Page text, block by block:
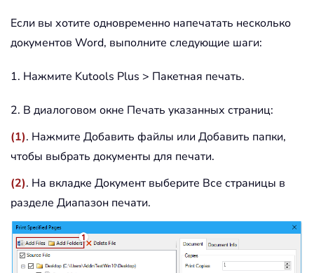
Если вы хотите одновременно напечатать несколько
документов Word, выполните следующие шаги:
1. Нажмите Kutools Plus > Пакетная печать.
2. В диалоговом окне Печать указанных страниц:
(1). Нажмите Добавить файлы или Добавить папки,
чтобы выбрать документы для печати.
(2). На вкладке Документ выберите Все страницы в
разделе Диапазон печати.